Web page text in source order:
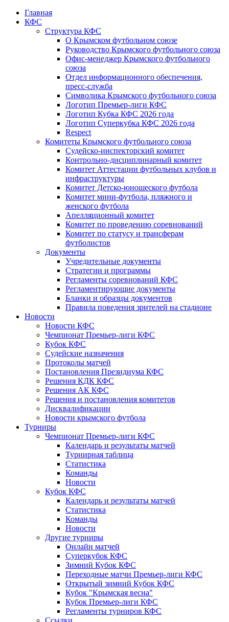
Главная
КФС
Структура КФС
О Крымском футбольном союзе
Руководство Крымского футбольного союза
Офис-менеджер Крымского футбольного
союза
Отдел информационного обеспечения,
пресс-служба
Символика Крымского футбольного союза
Логотип Премьер-лиги КФС
Логотип Кубка КФС 2026 года
Логотип Суперкубка КФС 2026 года
Respect
Комитеты Крымского футбольного союза
Судейско-инспекторский комитет
Контрольно-дисциплинарный комитет
Комитет Аттестации футбольных клубов и
инфраструктуры
Комитет Детско-юношеского футбола
Комитет мини-футбола, пляжного и
женского футбола
Апелляционный комитет
Комитет по проведению соревнований
Комитет по статусу и трансферам
футболистов
Документы
Учредительные документы
Стратегии и программы
Регламенты соревнований КФС
Регламентирующие документы
Бланки и образцы документов
Правила поведения зрителей на стадионе
Новости
Новости КФС
Чемпионат Премьер-лиги КФС
Кубок КФС
Судейские назначения
Протоколы матчей
Постановления Президиума КФС
Решения КДК КФС
Решения АК КФС
Решения и постановления комитетов
Дисквалификации
Новости крымского футбола
Турниры
Чемпионат Премьер-лиги КФС
Календарь и результаты матчей
Турнирная таблица
Статистика
Команды
Новости
Кубок КФС
Календарь и результаты матчей
Статистика
Команды
Новости
Другие турниры
Онлайн матчей
Суперкубок КФС
Зимний Кубок КФС
Переходные матчи Премьер-лиги КФС
Открытый зимний Кубок КФС
Кубок "Крымская весна"
Кубок Премьер-лиги КФС
Регламенты турниров КФС
Ссылки